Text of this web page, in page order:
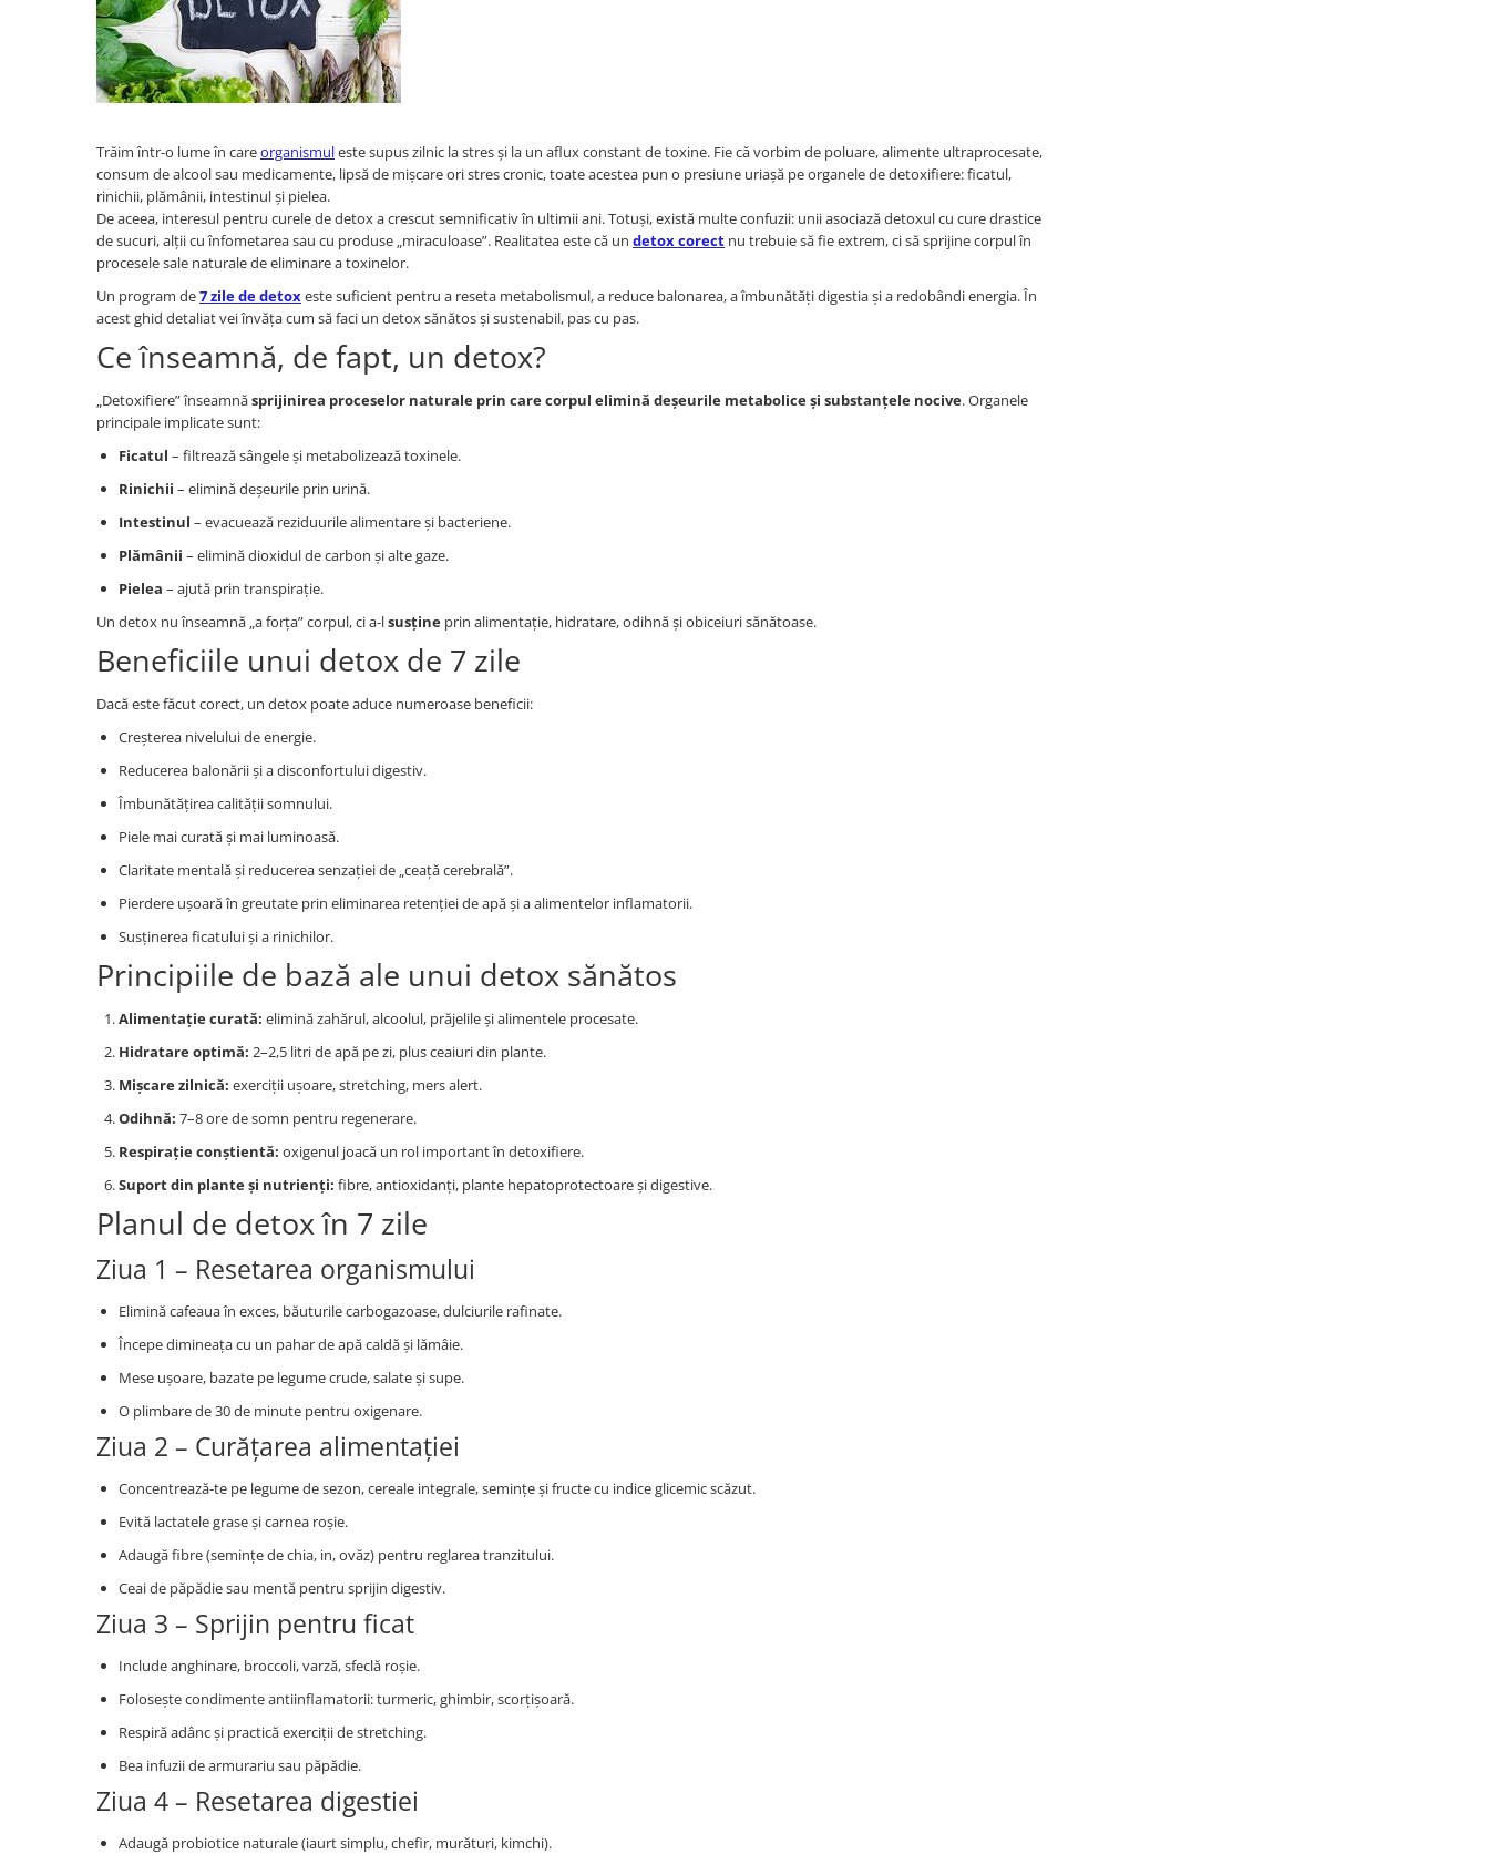
Pierdere Greutate
Sucuri Naturale
Stress & Somn
Tract Urinar
Tratament Par
Vitamine & Suplimente
Vitamine Coloidale
Trăim într-o lume în careorganismuleste supus zilnic la stres și la un aflux constant de toxine. Fie că vorbim de poluare, alimente ultraprocesate,
consum de alcool sau medicamente, lipsă de mișcare ori stres cronic, toate acestea pun o presiune uriașă pe organele de detoxifiere: ficatul,
rinichii, plămânii, intestinul și pielea.
De aceea, interesul pentru curele de detox a crescut semnificativ în ultimii ani. Totuși, există multe confuzii: unii asociază detoxul cu cure drastice
de sucuri, alții cu înfometarea sau cu produse „miraculoase”. Realitatea este că un detox corect nu trebuie să fie extrem, ci să sprijine corpul în
procesele sale naturale de eliminare a toxinelor.
Un program de7 zile de detoxeste suficient pentru a reseta metabolismul, a reduce balonarea, a îmbunătăți digestia și a redobândi energia. În
acest ghid detaliat vei învăța cum să faci un detox sănătos și sustenabil, pas cu pas.
Ce înseamnă, de fapt, un detox?
„Detoxifiere” înseamnăsprijinirea proceselor naturale prin care corpul elimină deșeurile metabolice și substanțele nocive. Organele
principale implicate sunt:
Ficatul – filtrează sângele și metabolizează toxinele.
Rinichii – elimină deșeurile prin urină.
Intestinul – evacuează reziduurile alimentare și bacteriene.
Plămânii – elimină dioxidul de carbon și alte gaze.
Pielea – ajută prin transpirație.
Un detox nu înseamnă „a forța” corpul, ci a-lsusține prin alimentație, hidratare, odihnă și obiceiuri sănătoase.
Beneficiile unui detox de 7 zile
Dacă este făcut corect, un detox poate aduce numeroase beneficii:
Creșterea nivelului de energie.
Reducerea balonării și a disconfortului digestiv.
Îmbunătățirea calității somnului.
Piele mai curată și mai luminoasă.
Claritate mentală și reducerea senzației de „ceață cerebrală”.
Pierdere ușoară în greutate prin eliminarea retenției de apă și a alimentelor inflamatorii.
Susținerea ficatului și a rinichilor.
Principiile de bază ale unui detox sănătos
Alimentație curată: elimină zahărul, alcoolul, prăjelile și alimentele procesate.
Hidratare optimă: 2–2,5 litri de apă pe zi, plus ceaiuri din plante.
Mișcare zilnică: exerciții ușoare, stretching, mers alert.
Odihnă: 7–8 ore de somn pentru regenerare.
Respirație conștientă: oxigenul joacă un rol important în detoxifiere.
Suport din plante și nutrienți: fibre, antioxidanți, plante hepatoprotectoare și digestive.
Planul de detox în 7 zile
Ziua 1 – Resetarea organismului
Elimină cafeaua în exces, băuturile carbogazoase, dulciurile rafinate.
Începe dimineața cu un pahar de apă caldă și lămâie.
Mese ușoare, bazate pe legume crude, salate și supe.
O plimbare de 30 de minute pentru oxigenare.
Ziua 2 – Curățarea alimentației
Concentrează-te pe legume de sezon, cereale integrale, semințe și fructe cu indice glicemic scăzut.
Evită lactatele grase și carnea roșie.
Adaugă fibre (semințe de chia, in, ovăz) pentru reglarea tranzitului.
Ceai de păpădie sau mentă pentru sprijin digestiv.
Ziua 3 – Sprijin pentru ficat
Include anghinare, broccoli, varză, sfeclă roșie.
Folosește condimente antiinflamatorii: turmeric, ghimbir, scorțișoară.
Respiră adânc și practică exerciții de stretching.
Bea infuzii de armurariu sau păpădie.
Ziua 4 – Resetarea digestiei
Adaugă probiotice naturale (iaurt simplu, chefir, murături, kimchi).